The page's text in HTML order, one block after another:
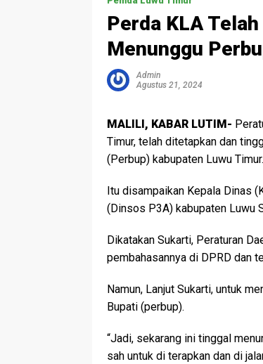
Perda KLA
Menunggu
Admin
Agustus 21, 2024
MALILI, KABAR LUTIM-
Timur, telah ditetapkan dan
(Perbup) kabupaten Luwu Timur.
Itu disampaikan Kepala Dinas
(Dinsos P3A) kabupaten Luwu
Dikatakan Sukarti, Peraturan
pembahasannya di DPRD dan
Namun, Lanjut Sukarti, untuk
Bupati (perbup).
“Jadi, sekarang ini tinggal
sah untuk di terapkan dan di